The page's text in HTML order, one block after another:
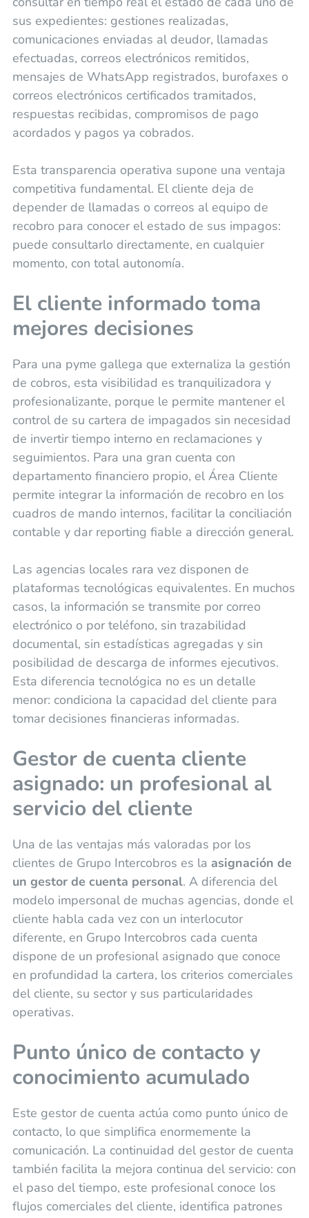
sus expedientes: gestiones realizadas,
comunicaciones enviadas al deudor, llamadas
efectuadas, correos electrónicos remitidos,
mensajes de WhatsApp registrados, burofaxes o
correos electrónicos certificados tramitados,
respuestas recibidas, compromisos de pago
acordados y pagos ya cobrados.
Esta transparencia operativa supone una ventaja
competitiva fundamental. El cliente deja de
depender de llamadas o correos al equipo de
recobro para conocer el estado de sus impagos:
puede consultarlo directamente, en cualquier
momento, con total autonomía.
El cliente informado toma
mejores decisiones
Para una pyme gallega que externaliza la gestión
de cobros, esta visibilidad es tranquilizadora y
profesionalizante, porque le permite mantener el
control de su cartera de impagados sin necesidad
de invertir tiempo interno en reclamaciones y
seguimientos. Para una gran cuenta con
departamento financiero propio, el Área Cliente
permite integrar la información de recobro en los
cuadros de mando internos, facilitar la conciliación
contable y dar reporting fiable a dirección general.
Las agencias locales rara vez disponen de
plataformas tecnológicas equivalentes. En muchos
casos, la información se transmite por correo
electrónico o por teléfono, sin trazabilidad
documental, sin estadísticas agregadas y sin
posibilidad de descarga de informes ejecutivos.
Esta diferencia tecnológica no es un detalle
menor: condiciona la capacidad del cliente para
tomar decisiones financieras informadas.
Gestor de cuenta cliente
asignado: un profesional al
servicio del cliente
Una de las ventajas más valoradas por los
clientes de Grupo Intercobros es la asignación de
un gestor de cuenta personal. A diferencia del
modelo impersonal de muchas agencias, donde el
cliente habla cada vez con un interlocutor
diferente, en Grupo Intercobros cada cuenta
dispone de un profesional asignado que conoce
en profundidad la cartera, los criterios comerciales
del cliente, su sector y sus particularidades
operativas.
Punto único de contacto y
conocimiento acumulado
Este gestor de cuenta actúa como punto único de
contacto, lo que simplifica enormemente la
comunicación. La continuidad del gestor de cuenta
también facilita la mejora continua del servicio: con
el paso del tiempo, este profesional conoce los
flujos comerciales del cliente, identifica patrones